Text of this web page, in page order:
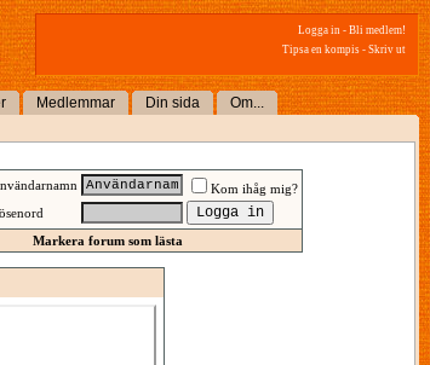
Logga in - Bli medlem!
Tipsa en kompis - Skriv ut
Medlemmar Din sida Om...
Kom ihåg mig?
Markera forum som lästa